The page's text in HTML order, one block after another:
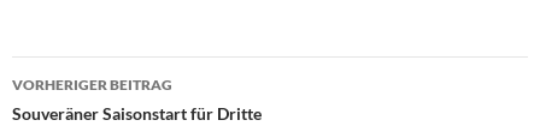
Beitragsnavigation
VORHERIGER BEITRAG
Souveräner Saisonstart für Dritte